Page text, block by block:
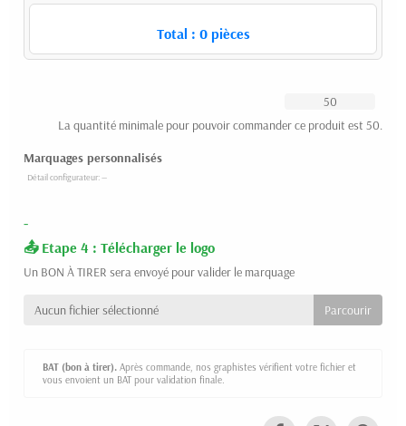
Total : 0pièces
La quantité minimale pour pouvoir commander ce produit est 50.
Marquages personnalisés
-
Etape 4 : Télécharger le logo
Un BON À TIRER sera envoyé pour valider le marquage
Aucun fichier sélectionné
BAT (bon à tirer). Après commande, nos graphistes vérifient votre fichier et
vous envoient un BAT pour validation finale.